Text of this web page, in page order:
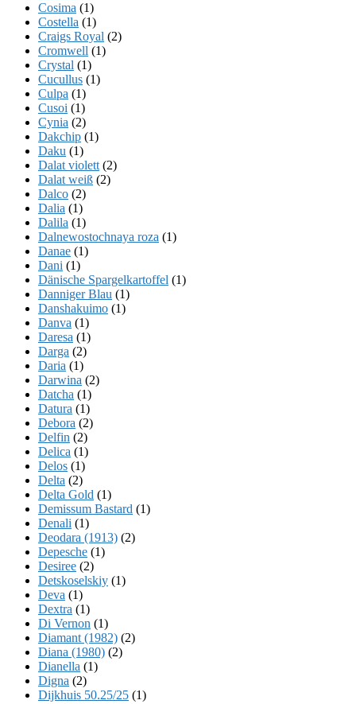
Cosima (1)
Costella (1)
Craigs Royal (2)
Cromwell (1)
Crystal (1)
Cucullus (1)
Culpa (1)
Cusoi (1)
Cynia (2)
Dakchip (1)
Daku (1)
Dalat violett (2)
Dalat weiß (2)
Dalco (2)
Dalia (1)
Dalila (1)
Dalnewostochnaya roza (1)
Danae (1)
Dani (1)
Dänische Spargelkartoffel (1)
Danniger Blau (1)
Danshakuimo (1)
Danva (1)
Daresa (1)
Darga (2)
Daria (1)
Darwina (2)
Datcha (1)
Datura (1)
Debora (2)
Delfin (2)
Delica (1)
Delos (1)
Delta (2)
Delta Gold (1)
Demissum Bastard (1)
Denali (1)
Deodara (1913) (2)
Depesche (1)
Desiree (2)
Detskoselskiy (1)
Deva (1)
Dextra (1)
Di Vernon (1)
Diamant (1982) (2)
Diana (1980) (2)
Dianella (1)
Digna (2)
Dijkhuis 50.25/25 (1)